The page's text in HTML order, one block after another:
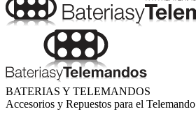
BATERIAS Y TELEMANDOS
Accesorios y Repuestos para el Telemando